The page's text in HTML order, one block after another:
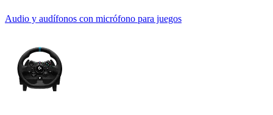
Audio y audífonos con micrófono para juegos